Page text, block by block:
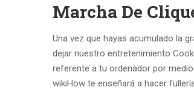
Marcha De
Una vez que hayas acumulado la
dejar nuestro entretenimiento
referente a tu ordenador por
wikiHow te enseñará a hacer